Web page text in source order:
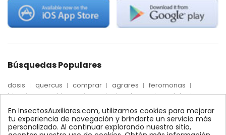
Búsquedas Populares
dosis quercus comprar agrares
feromonas
trips
mosca blanca precio palmera
quelato
Econex
control amblyseius araña roja
max
nido encinas alcornoques
conector
xilemax
foresta monitoreo ynject
fertinyect
En InsectosAuxiliares.com, utilizamos cookies para mejorar
tu experiencia de navegación y brindarte un servicio más
personalizado. Al continuar explorando nuestro sitio,